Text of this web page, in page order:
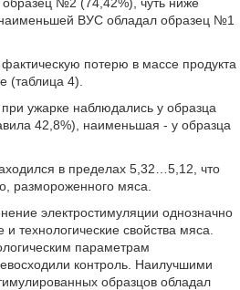
ВУС обладал образец №1
потерю в массе продукта
(таблица 4).
ужарке наблюдались у образца
42,8%), наименьшая - у образца
в пределах 5,32…5,12, что
размороженного мяса.
электростимуляции однозначно
технологические свойства мяса.
параметрам
контроль. Наилучшими
образцов обладал